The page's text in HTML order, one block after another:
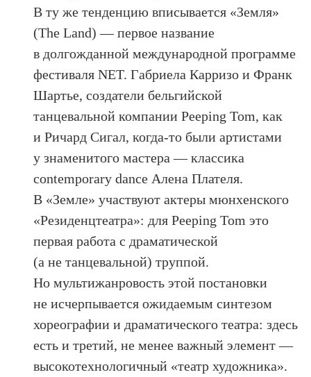
В ту же тенденцию вписывается «Земля»
(The Land) — первое название
в долгожданной международной программе
фестиваля NET. Габриела Карризо и Франк
Шартье, создатели бельгийской
танцевальной компании Peeping Tom, как
и Ричард Сигал, когда-то были артистами
у знаменитого мастера — классика
contemporary dance Алена Плателя.
В «Земле» участвуют актеры мюнхенского
«Резиденцтеатра»: для Peeping Tom это
первая работа с драматической
(а не танцевальной) труппой.
Но мультижанровость этой постановки
не исчерпывается ожидаемым синтезом
хореографии и драматического театра: здесь
есть и третий, не менее важный элемент —
высокотехнологичный «театр художника».